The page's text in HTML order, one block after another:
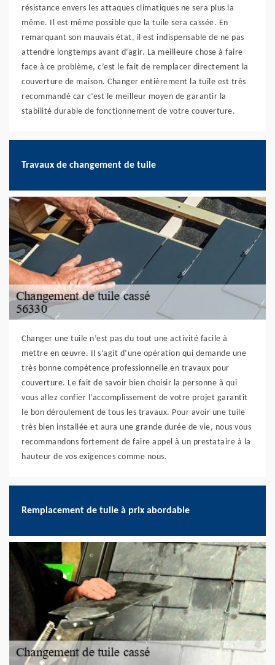
résistance envers les attaques climatiques ne sera plus la
même. Il est même possible que la tuile sera cassée. En
remarquant son mauvais état, il est indispensable de ne pas
attendre longtemps avant d’agir. La meilleure chose à faire
face à ce problème, c’est le fait de remplacer directement la
couverture de maison. Changer entièrement la tuile est très
recommandé car c’est le meilleur moyen de garantir la
stabilité durable de fonctionnement de votre couverture.
Travaux de changement de tuile
Changer une tuile n’est pas du tout une activité facile à
mettre en œuvre. Il s’agit d’une opération qui demande une
très bonne compétence professionnelle en travaux pour
couverture. Le fait de savoir bien choisir la personne à qui
vous allez confier l’accomplissement de votre projet garantit
le bon déroulement de tous les travaux. Pour avoir une tuile
très bien installée et aura une grande durée de vie, nous vous
recommandons fortement de faire appel à un prestataire à la
hauteur de vos exigences comme nous.
Remplacement de tuile à prix abordable